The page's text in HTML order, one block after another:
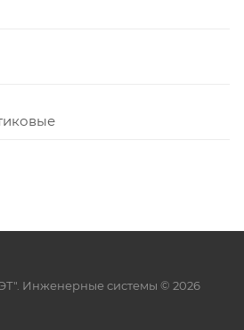
Инженерные системы © 2026